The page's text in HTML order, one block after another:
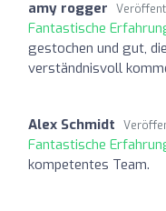
amy rogger
Fantastische
gestochen und gut,
verständnisvoll
Alex Schmidt
Fantastische
kompetentes Team.